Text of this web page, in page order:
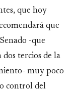
que hoy
que
-que
tercios de la
muy poco
control del